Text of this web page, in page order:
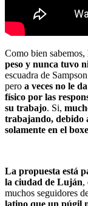
Como bien sabemos,
peso y nunca tuvo
escuadra de
pero a veces no le
físico por las
su trabajo. Si,
trabajando, debido
solamente en el
La propuesta está
la ciudad de Luján,
muchos seguidores